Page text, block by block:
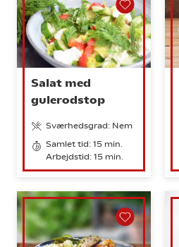
Salat med
gulerodstop
Sværhedsgrad: Nem
Samlet tid: 15 min.
Arbejdstid: 15 min.